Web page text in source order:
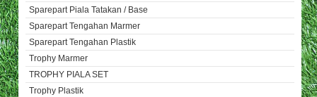
Sparepart Piala Tatakan / Base
Sparepart Tengahan Marmer
Sparepart Tengahan Plastik
Trophy Marmer
TROPHY PIALA SET
Trophy Plastik